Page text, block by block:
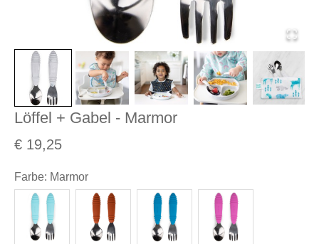
Löffel + Gabel - Marmor
€ 19,25
Farbe: Marmor